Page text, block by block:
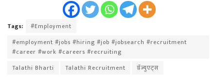
Tags:
#Employment
#employment #jobs #hiring #job #jobsearch #recruitment
#career #work #careers #recruiting
Talathi Bharti
Talathi Recruitment ग्रॅज्युएट्स